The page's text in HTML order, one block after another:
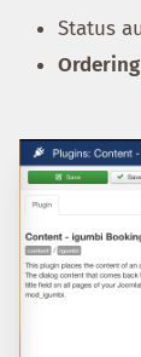
Status
Ordering